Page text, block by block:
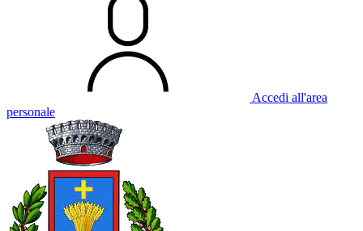
Accedi all'area
personale